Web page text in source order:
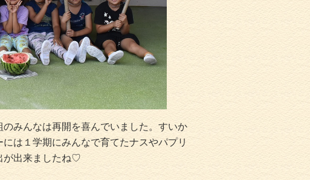
みんなは再開を喜んでいました。すいか
は１学期にみんなで育てたナスやパプリ
が出来ましたね♡